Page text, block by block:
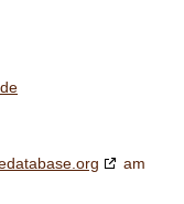
am